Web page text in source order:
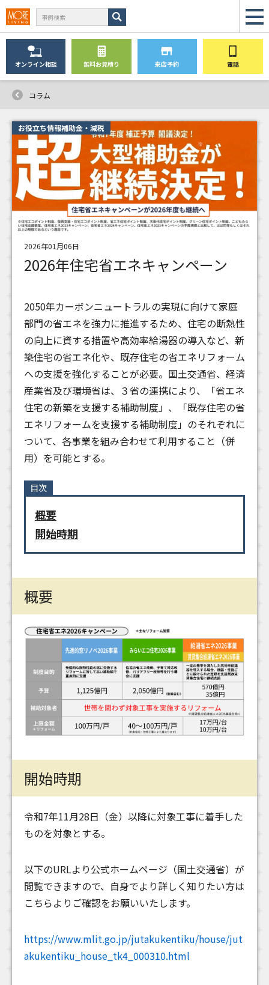
オンライン相談 無料お見積り 来店予約 電話
コラム
お役立ち情報補助金・減税
2026年01月06日
2026年住宅省エネキャンペーン
2050年カーボンニュートラルの実現に向けて家庭
部門の省エネを強力に推進するため、住宅の断熱性
の向上に資する措置や高効率給湯器の導入など、新
築住宅の省エネ化や、既存住宅の省エネリフォーム
への支援を強化することが必要。国土交通省、経済
産業省及び環境省は、３省の連携により、「省エネ
住宅の新築を支援する補助制度」、「既存住宅の省
エネリフォームを支援する補助制度」のそれぞれに
ついて、各事業を組み合わせて利用すること（併
用）を可能とする。
目次
概要
開始時期
概要
開始時期
令和7年11月28日（金）以降に対象工事に着手した
ものを対象とする。
以下のURLより公式ホームページ（国土交通省）が
閲覧できますので、自身でより詳しく知りたい方は
こちらよりご確認をお願いいたします。
https://www.mlit.go.jp/jutakukentiku/house/jut
akukentiku_house_tk4_000310.html